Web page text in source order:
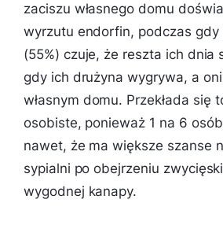
zaciszu własnego domu
wyrzutu endorfin, podczas gdy
(55%) czuje, że reszta ich dnia
gdy ich drużyna wygrywa, a
własnym domu. Przekłada się
osobiste, ponieważ 1 na 6
nawet, że ma większe szanse
sypialni po obejrzeniu
wygodnej kanapy.